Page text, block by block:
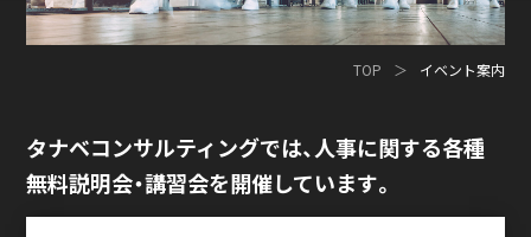
TOP イベント案内
タナベコンサルティングでは、人事に関する各種
無料説明会・講習会を開催しています。